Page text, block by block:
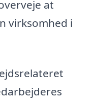
at
virksomhed i